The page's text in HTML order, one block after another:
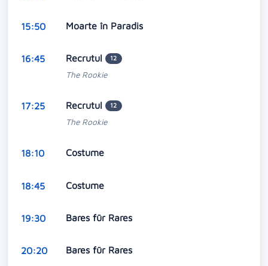
15:50 Moarte în Paradis
16:45 Recrutul 12
The Rookie
17:25 Recrutul 12
The Rookie
18:10 Costume
18:45 Costume
19:30 Bares für Rares
20:20 Bares für Rares